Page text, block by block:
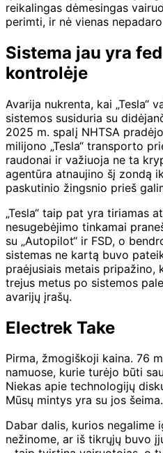
reikalingas dėmesingas
perimti, ir nė vienas
Sistema jau yra
kontrolėje
Avarija nukrenta, kai „Tesla“
sistemos susiduria su
2025 m. spalį NHTSA
milijono „Tesla“ transporto
raudonai ir važiuoja ne ta
agentūra atnaujino šį zondą
paskutinio žingsnio prieš
„Tesla“ taip pat yra tiriamas
nesugebėjimo tinkamai
su „Autopilot“ ir FSD, o
sistemas ne kartą buvo
praėjusiais metais pripažino,
trejus metus po sistemos
avarijų įrašų.
Electrek Take
Pirma, žmogiškoji kaina. 76
namuose, kurie turėjo būti
Niekas apie technologijų
Mūsų mintys yra su jos šeima.
Dabar dalis, kurios negalime
nežinome, ar iš tikrųjų buvo